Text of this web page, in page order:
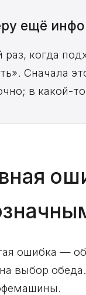
ещё
когда
Сначала
в какой-
ошибка —
выбор